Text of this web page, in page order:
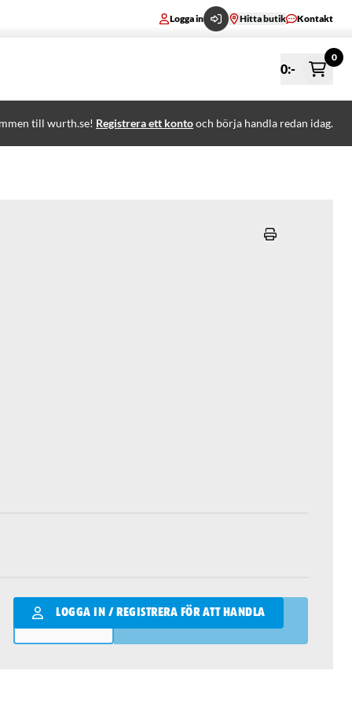
Logga in Hitta butik Kontakt
0:-
0
till wurth.se! Registrera ett kontooch börja handla redan idag.
LOGGA IN / REGISTRERA FÖR ATT HANDLA
Qantity
LÄGG I VARUKORGEN